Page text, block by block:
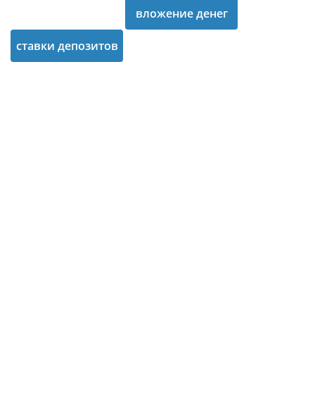
вложение денег
ставки депозитов